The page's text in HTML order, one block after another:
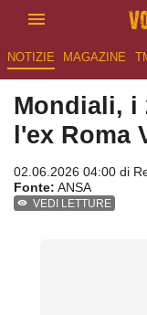
NOTIZIE MAGAZINE
Mondiali, i
l'ex Roma
02.06.2026 04:00 di
Fonte: ANSA
VEDI LETTURE